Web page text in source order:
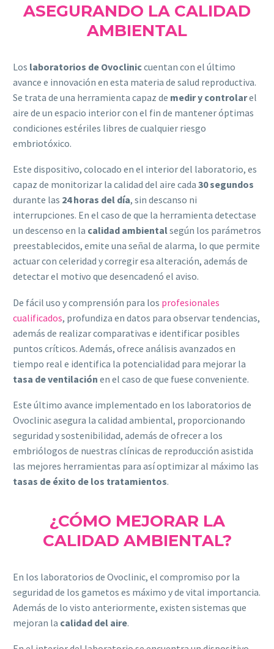
ASEGURANDO LA CALIDAD
AMBIENTAL
Los laboratorios de Ovocliniccuentan con el último
avance e innovación en esta materia de salud reproductiva.
Se trata de una herramienta capaz de medir y controlarel
aire de un espacio interior con el fin de mantener óptimas
condiciones estériles libres de cualquier riesgo
embriotóxico.
Este dispositivo, colocado en el interior del laboratorio, es
capaz de monitorizar la calidad del aire cada 30 segundos
durante las 24 horas del día, sin descanso ni
interrupciones. En el caso de que la herramienta detectase
un descenso en la calidad ambientalsegún los parámetros
preestablecidos, emite una señal de alarma, lo que permite
actuar con celeridad y corregir esa alteración, además de
detectar el motivo que desencadenó el aviso.
De fácil uso y comprensión para los profesionales
cualificados, profundiza en datos para observar tendencias,
además de realizar comparativas e identificar posibles
puntos críticos. Además, ofrece análisis avanzados en
tiempo real e identifica la potencialidad para mejorar la
tasa de ventilación en el caso de que fuese conveniente.
Este último avance implementado en los laboratorios de
Ovoclinic asegura la calidad ambiental, proporcionando
seguridad y sostenibilidad, además de ofrecer a los
embriólogos de nuestras clínicas de reproducción asistida
las mejores herramientas para así optimizar al máximo las
tasas de éxito de los tratamientos.
¿CÓMO MEJORAR LA
CALIDAD AMBIENTAL?
En los laboratorios de Ovoclinic, el compromiso por la
seguridad de los gametos es máximo y de vital importancia.
Además de lo visto anteriormente, existen sistemas que
mejoran la calidad del aire.